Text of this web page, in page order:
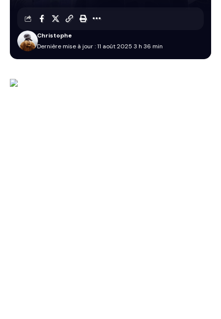
Dernière mise à jour : 11 août 2025 3 h 36 min
Christophe